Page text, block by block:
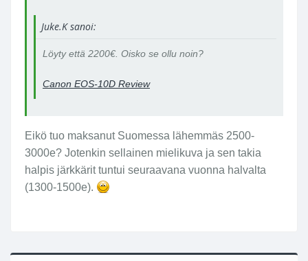
Juke.K sanoi:
Löyty että 2200€. Oisko se ollu noin?
Canon EOS-10D Review
Eikö tuo maksanut Suomessa lähemmäs 2500-
3000e? Jotenkin sellainen mielikuva ja sen takia
halpis järkkärit tuntui seuraavana vuonna halvalta
(1300-1500e).